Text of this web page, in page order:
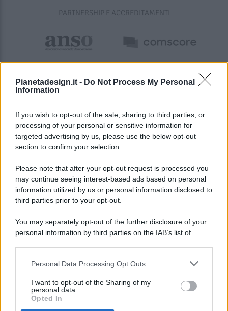
Pianetadesign.it - Do Not Process My Personal
Information
If you wish to opt-out of the sale, sharing to third parties, or
processing of your personal or sensitive information for
targeted advertising by us, please use the below opt-out
section to confirm your selection.
Please note that after your opt-out request is processed you
may continue seeing interest-based ads based on personal
information utilized by us or personal information disclosed to
third parties prior to your opt-out.
You may separately opt-out of the further disclosure of your
personal information by third parties on the IAB’s list of
This information may also be disclosed by us to third parties
disclose it to other third parties.
Personal Data Processing Opt Outs
I want to opt-out of the Sharing of my
personal data.
Opted In
PARTNERSHIP E ACCREDITAMENTI
© 2026 - Pianeta Design - P.IVA 04827280654 - Testata
Registrata Al Tribunale Di Nocera Inferiore N. 8/2020 - RG N.
ISCRIZIONE AL ROC N. 35792 – ISCRITTA ALL’ANSO
(ASSOCIAZIONE NAZIONALE STAMPA ONLINE)
PREFERENZE PRIVACY